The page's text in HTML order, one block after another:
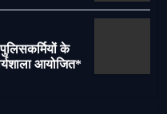
के
आयोजित*